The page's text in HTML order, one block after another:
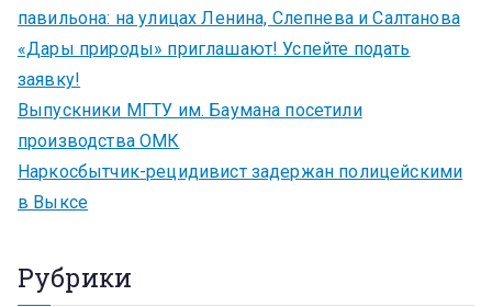
павильона: на улицах Ленина, Слепнева и Салтанова
«Дары природы» приглашают! Успейте подать
заявку!
Выпускники МГТУ им. Баумана посетили
производства ОМК
Наркосбытчик-рецидивист задержан полицейскими
в Выксе
Рубрики